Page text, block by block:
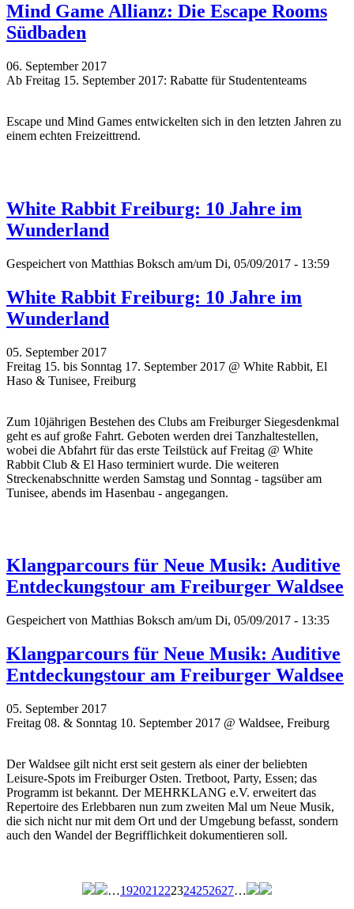
Mind Game Allianz: Die Escape Rooms
Südbaden
06. September 2017
Ab Freitag 15. September 2017: Rabatte für Studententeams
Escape und Mind Games entwickelten sich in den letzten Jahren zu
einem echten Freizeittrend.
White Rabbit Freiburg: 10 Jahre im
Wunderland
Gespeichert von Matthias Boksch am/um Di, 05/09/2017 - 13:59
White Rabbit Freiburg: 10 Jahre im
Wunderland
05. September 2017
Freitag 15. bis Sonntag 17. September 2017 @ White Rabbit, El
Haso & Tunisee, Freiburg
Zum 10jährigen Bestehen des Clubs am Freiburger Siegesdenkmal
geht es auf große Fahrt. Geboten werden drei Tanzhaltestellen,
wobei die Abfahrt für das erste Teilstück auf Freitag @ White
Rabbit Club & El Haso terminiert wurde. Die weiteren
Streckenabschnitte werden Samstag und Sonntag - tagsüber am
Tunisee, abends im Hasenbau - angegangen.
Klangparcours für Neue Musik: Auditive
Entdeckungstour am Freiburger Waldsee
Gespeichert von Matthias Boksch am/um Di, 05/09/2017 - 13:35
Klangparcours für Neue Musik: Auditive
Entdeckungstour am Freiburger Waldsee
05. September 2017
Freitag 08. & Sonntag 10. September 2017 @ Waldsee, Freiburg
Der Waldsee gilt nicht erst seit gestern als einer der beliebten
Leisure-Spots im Freiburger Osten. Tretboot, Party, Essen; das
Programm ist bekannt. Der MEHRKLANG e.V. erweitert das
Repertoire des Erlebbaren nun zum zweiten Mal um Neue Musik,
die sich nicht nur mit dem Ort und der Umgebung befasst, sondern
auch den Wandel der Begrifflichkeit dokumentieren soll.
…192021 222324252627…